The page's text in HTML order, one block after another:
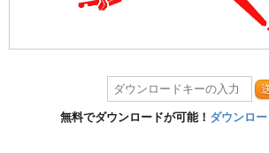
無料でダウンロードが可能！ ダウンロ